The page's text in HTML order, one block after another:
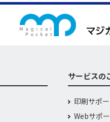
サービスの
印刷サポ
Webサポ